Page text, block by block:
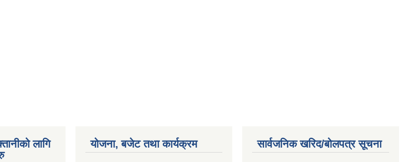
लागि
योजना, बजेट तथा कार्यक्रम सार्वजनिक खरिद/बोलपत्र सूचना